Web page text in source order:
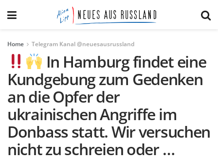
Home Telegram Kanal @neuesausrussland
In Hamburg findet eine
Kundgebung zum Gedenken
an die Opfer der
ukrainischen Angriffe im
Donbass statt. Wir versuchen
nicht zu schreien oder …